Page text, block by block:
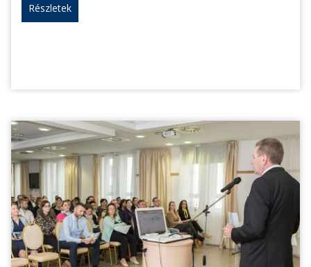
Részletek